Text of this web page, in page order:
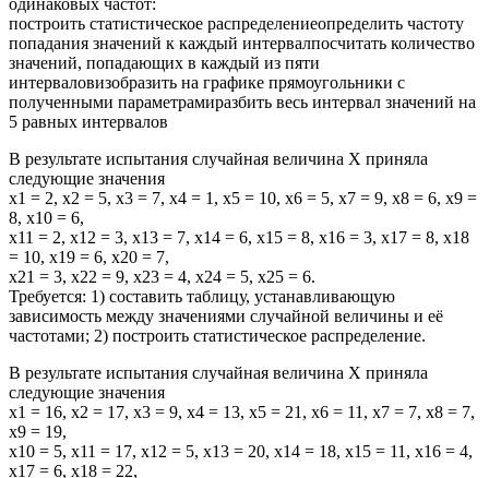
одинаковых частот:
построить статистическое распределениеопределить частоту
попадания значений к каждый интервалпосчитать количество
значений, попадающих в каждый из пяти
интерваловизобразить на графике прямоугольники с
полученными параметрамиразбить весь интервал значений на
5 равных интервалов
В результате испытания случайная величина Х приняла
следующие значения
х1 = 2, х2 = 5, х3 = 7, х4 = 1, х5 = 10, х6 = 5, х7 = 9, х8 = 6, х9 =
8, х10 = 6,
х11 = 2, х12 = 3, х13 = 7, х14 = 6, х15 = 8, х16 = 3, х17 = 8, х18
= 10, х19 = 6, х20 = 7,
х21 = 3, х22 = 9, х23 = 4, х24 = 5, х25 = 6.
Требуется: 1) составить таблицу, устанавливающую
зависимость между значениями случайной величины и её
частотами; 2) построить статистическое распределение.
В результате испытания случайная величина Х приняла
следующие значения
х1 = 16, х2 = 17, х3 = 9, х4 = 13, х5 = 21, х6 = 11, х7 = 7, х8 = 7,
х9 = 19,
х10 = 5, х11 = 17, х12 = 5, х13 = 20, х14 = 18, х15 = 11, х16 = 4,
х17 = 6, х18 = 22,